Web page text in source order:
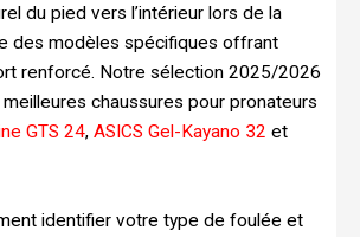
du pied vers l’intérieur lors de la
des modèles spécifiques offrant
renforcé. Notre sélection 2025/2026
chaussures pour pronateurs
GTS 24, ASICS Gel-Kayano 32 et
identifier votre type de foulée et